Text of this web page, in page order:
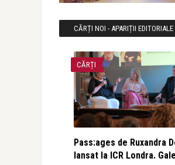
CĂRȚI NOI - APARIȚII EDITORIALE
CĂRȚI
Pass:ages de Ruxandra
lansat la ICR Londra.